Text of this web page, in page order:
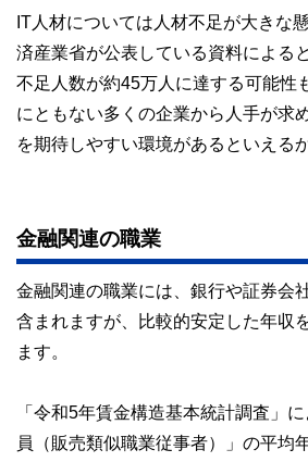
IT人材については人材不足が大きな
済産業省が公表している資料による
不足人数が約45万人に達する可能性
にともない多くの企業から人手が求
を期待しやすい環境があるといえる
金融関連の職業
金融関連の職業には、銀行や証券会
含まれますが、比較的安定した年収
ます。
「令和5年賃金構造基本統計調査」
員（販売類似職業従事者）」の平均